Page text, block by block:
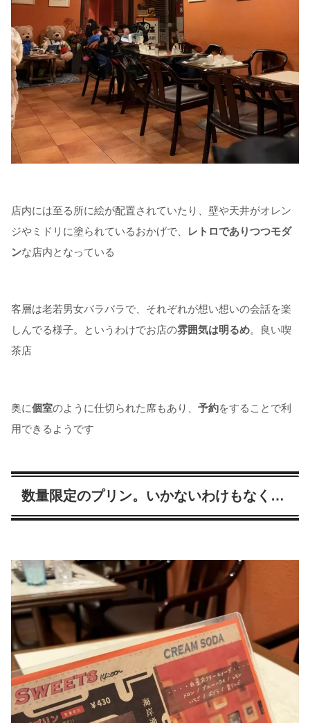
店内には至る所に絵が配置されていたり、壁や天井がオレン
ジやミドリに塗られているおかげで、
レトロでありつつモダ
ンな店内となっている
客層は老若男女バラバラで、それぞれが想い想いの会話を楽
しんでる様子。というわけでお店の雰囲気は明るめ。良い喫
茶店
奥に個室のように仕切られた席もあり、 予約をすることで利
用できるようです
数量限定のプリン。いかないわけもなく…